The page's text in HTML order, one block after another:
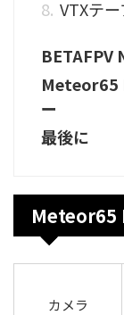
VTXテ
BETAFPV
Meteor65
ー
最後に
Meteor65
カメラ